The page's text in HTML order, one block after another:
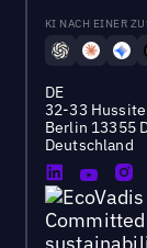
KI NACH EINER
DE
32-33
Berlin 13355
Deutschland